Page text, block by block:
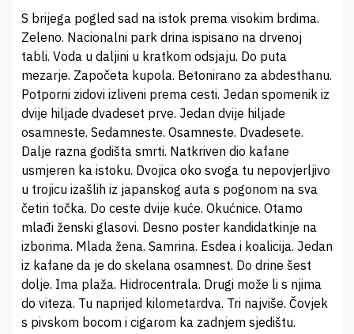
S brijega pogled sad na istok prema visokim brdima.
Zeleno. Nacionalni park drina ispisano na drvenoj
tabli. Voda u daljini u kratkom odsjaju. Do puta
mezarje. Započeta kupola. Betonirano za abdesthanu.
Potporni zidovi izliveni prema cesti. Jedan spomenik iz
dvije hiljade dvadeset prve. Jedan dvije hiljade
osamneste. Sedamneste. Osamneste. Dvadesete.
Dalje razna godišta smrti. Natkriven dio kafane
usmjeren ka istoku. Dvojica oko svoga tu nepovjerljivo
u trojicu izašlih iz japanskog auta s pogonom na sva
četiri točka. Do ceste dvije kuće. Okućnice. Otamo
mlađi ženski glasovi. Desno poster kandidatkinje na
izborima. Mlada žena. Samrina. Esdea i koalicija. Jedan
iz kafane da je do skelana osamnest. Do drine šest
dolje. Ima plaža. Hidrocentrala. Drugi može li s njima
do viteza. Tu naprijed kilometardva. Tri najviše. Čovjek
s pivskom bocom i cigarom ka zadnjem sjedištu.